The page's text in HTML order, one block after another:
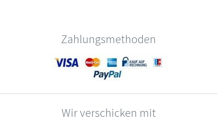
Zahlungsmethoden
Wir verschicken mit